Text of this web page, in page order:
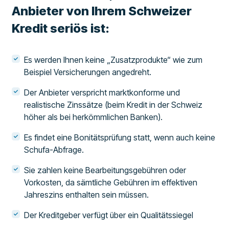
Anbieter von Ihrem Schweizer
Kredit seriös ist:
Es werden Ihnen keine „Zusatzprodukte“ wie zum
Beispiel Versicherungen angedreht.
Der Anbieter verspricht marktkonforme und
realistische Zinssätze (beim Kredit in der Schweiz
höher als bei herkömmlichen Banken).
Es findet eine Bonitätsprüfung statt, wenn auch keine
Schufa-Abfrage.
Sie zahlen keine Bearbeitungsgebühren oder
Vorkosten, da sämtliche Gebühren im effektiven
Jahreszins enthalten sein müssen.
Der Kreditgeber verfügt über ein Qualitätssiegel